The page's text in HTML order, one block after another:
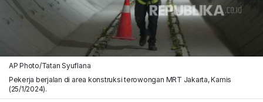
AP Photo/Tatan Syuflana
Pekerja berjalan di area konstruksi terowongan MRT Jakarta, Kamis
(25/1/2024).